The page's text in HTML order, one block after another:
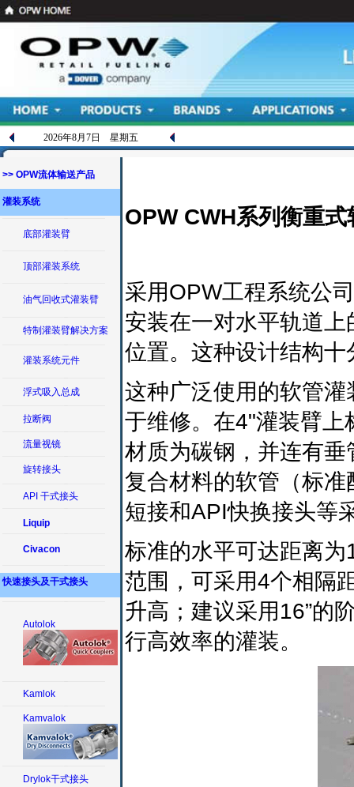
2026年8月7日 星期五
>> OPW流体输送产品
灌装系统
底部灌装臂
顶部灌装系统
油气回收式灌装臂
特制灌装臂解决方案
灌装系统元件
浮式吸入总成
拉断阀
流量视镜
旋转接头
API 干式接头
Liquip
Civacon
快速接头及干式接头
Autolok
Kamlok
Kamvalok
Drylok干式接头
OPW CWH系列衡重
采用OPW工程系统公
安装在一对水平轨道
位置。这种设计结构
这种广泛使用的软管
于维修。在4"灌装臂
材质为碳钢，并连有
复合材料的软管（标
短接和API快换接头等
标准的水平可达距离
范围，可采用4个相隔
升高；建议采用16”的
行高效率的灌装。